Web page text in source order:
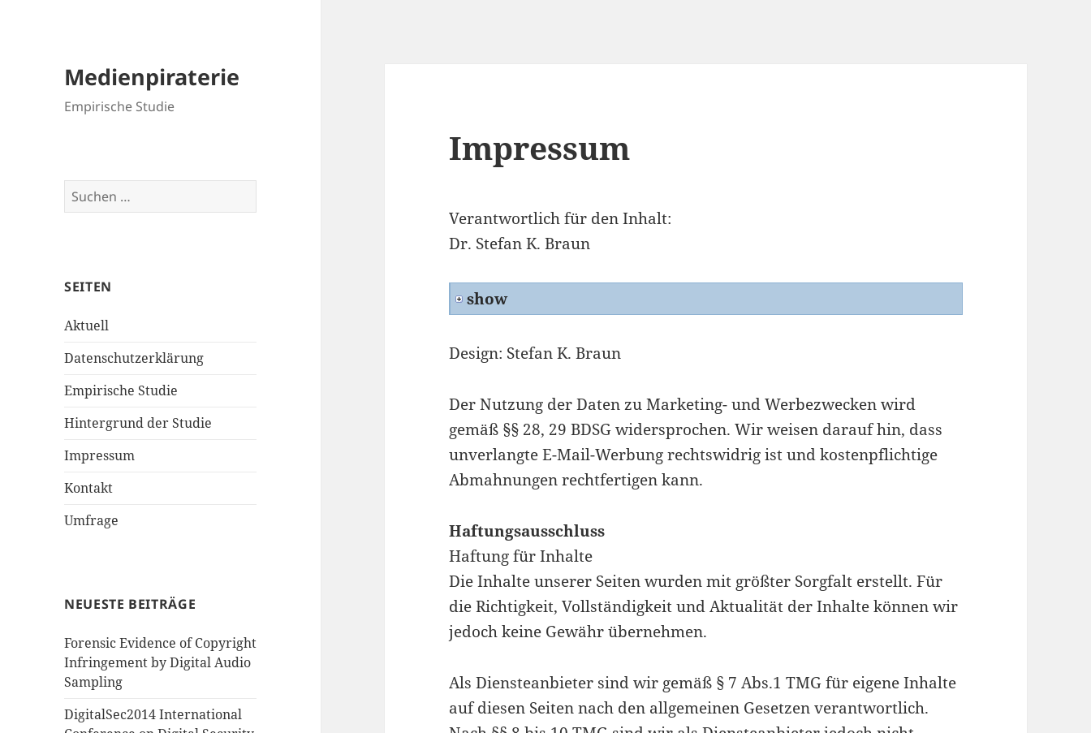
Medienpiraterie
Empirische Studie
Suche
nach:
SEITEN
Aktuell
Datenschutzerklärung
Empirische Studie
Hintergrund der Studie
Impressum
Kontakt
Umfrage
NEUESTE BEITRÄGE
Forensic Evidence of Copyright
Infringement by Digital Audio
Sampling
DigitalSec2014 International
Impressum
Verantwortlich für den Inhalt:
Dr. Stefan K. Braun
show
Design: Stefan K. Braun
Der Nutzung der Daten zu Marketing- und Werbezwecken wird
gemäß §§ 28, 29 BDSG widersprochen. Wir weisen darauf hin, dass
unverlangte E-Mail-Werbung rechtswidrig ist und kostenpflichtige
Abmahnungen rechtfertigen kann.
Haftungsausschluss
Haftung für Inhalte
Die Inhalte unserer Seiten wurden mit größter Sorgfalt erstellt. Für
die Richtigkeit, Vollständigkeit und Aktualität der Inhalte können wir
jedoch keine Gewähr übernehmen.
Als Diensteanbieter sind wir gemäß § 7 Abs.1 TMG für eigene Inhalte
auf diesen Seiten nach den allgemeinen Gesetzen verantwortlich.